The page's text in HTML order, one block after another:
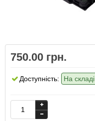
750.00 грн.
Доступність: На складі